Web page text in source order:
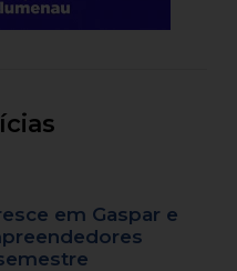
em Gaspar e